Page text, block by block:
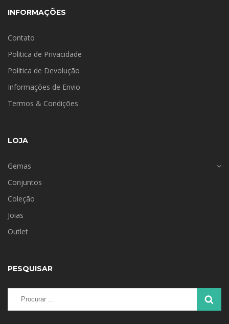
INFORMAÇÕES
Contato
Politica de Privacidade
Politica de Devolução
Informações de Envio
Termos & Condições
LOJA
Gemas
Conjuntos
Coleção
Joias
Outlet
PESQUISAR